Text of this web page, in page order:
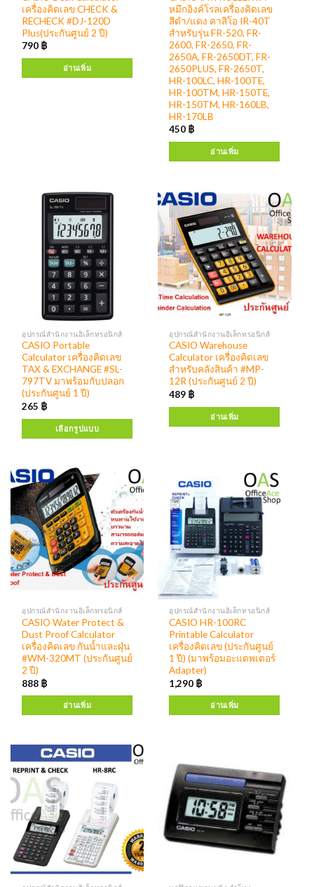
เครื่องคิดเลข CHECK &
RECHECK #DJ-120D
Plus(ประกันศูนย์ 2 ปี)
790 ฿
อ่านเพิ่ม
อุปกรณ์สำนักงานอิเล็กทรอนิกส์
CASIO HR-100RC
Printable Calculator
เครื่องคิดเลข (ประกันศูนย์
1 ปี) (มาพร้อมอะแดพเตอร์
Adapter)
1,290 ฿
อ่านเพิ่ม
หมึกอิงค์โรลเครื่องคิดเลข
สีดำ/แดง คาสิโอ IR-40T
สำหรับรุ่น FR-520, FR-
2600, FR-2650, FR-
2650A, FR-2650DT, FR-
2650PLUS, FR-2650T,
HR-100LC, HR-100TE,
HR-100TM, HR-150TE,
HR-150TM, HR-160LB,
HR-170LB
450 ฿
อ่านเพิ่ม
อุปกรณ์สำนักงานอิเล็กทรอนิกส์
CASIO Portable
Calculator เครื่องคิดเลข
TAX & EXCHANGE #SL-
797TV มาพร้อมกับปลอก
(ประกันศูนย์ 1 ปี)
265 ฿
เลือกรูปแบบ
อุปกรณ์สำนักงานอิเล็กทรอนิกส์
CASIO Warehouse
Calculator เครื่องคิดเลข
สำหรับคลังสินค้า #MP-
12R (ประกันศูนย์ 2 ปี)
489 ฿
อ่านเพิ่ม
อุปกรณ์สำนักงานอิเล็กทรอนิกส์
CASIO Water Protect &
Dust Proof Calculator
เครื่องคิดเลข กันน้ำและฝุ่น
#WM-320MT (ประกันศูนย์
2 ปี)
888 ฿
อ่านเพิ่ม